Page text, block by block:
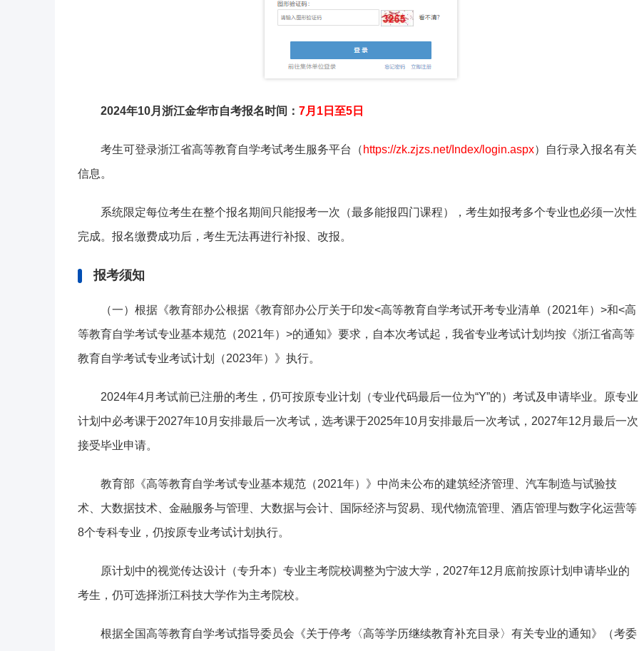
2024年10月浙江金华市自考报名时间： 7月1日至5日
考生可登录浙江省高等教育自学考试考生服务平台（ https://zk.zjzs.net/Index/login.aspx）自行录入报名有关
信息。
系统限定每位考生在整个报名期间只能报考一次（最多能报四门课程），考生如报考多个专业也必须一次性
完成。报名缴费成功后，考生无法再进行补报、改报。
报考须知
（一）根据《教育部办公根据《教育部办公厅关于印发<高等教育自学考试开考专业清单（2021年）>和<高
等教育自学考试专业基本规范（2021年）>的通知》要求，自本次考试起，我省专业考试计划均按《浙江省高等
教育自学考试专业考试计划（2023年）》执行。
2024年4月考试前已注册的考生，仍可按原专业计划（专业代码最后一位为“Y”的）考试及申请毕业。原专业
计划中必考课于2027年10月安排最后一次考试，选考课于2025年10月安排最后一次考试，2027年12月最后一次
接受毕业申请。
教育部《高等教育自学考试专业基本规范（2021年）》中尚未公布的建筑经济管理、汽车制造与试验技
术、大数据技术、金融服务与管理、大数据与会计、国际经济与贸易、现代物流管理、酒店管理与数字化运营等
8个专科专业，仍按原专业考试计划执行。
原计划中的视觉传达设计（专升本）专业主考院校调整为宁波大学，2027年12月底前按原计划申请毕业的
考生，仍可选择浙江科技大学作为主考院校。
根据全国高等教育自学考试指导委员会《关于停考〈高等学历继续教育补充目录〉有关专业的通知》（考委